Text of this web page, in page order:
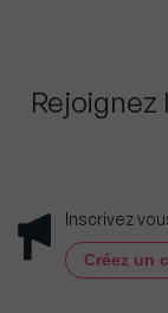
Inscrivez
Créez un